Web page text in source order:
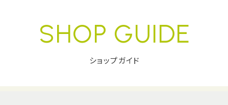
SHOP GUIDE
ショップガイド